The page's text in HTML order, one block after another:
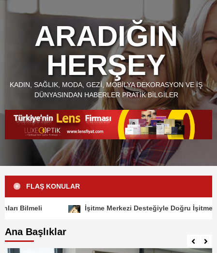
ARADIĞIN
HERŞEY
KADIN, SAĞLIK, MODA, GEZI, MOBILYA DEKORASYON VE İŞ
DÜNYASINDAN HABERLER PRATIK BILGILER
FLAŞ KONULAR
İşitme Merkezi Desteğiyle Doğru İşitme Cihazı
Ana Başlıklar